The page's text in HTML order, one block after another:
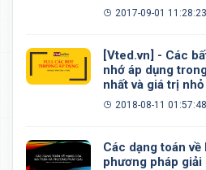
đều, khối 20 mặt
2017-09-01 11:28:23
[Vted.vn] - Các
nhớ áp dụng
nhất và giá trị
2018-08-11 01:57:48
Các dạng toán về
phương pháp giải